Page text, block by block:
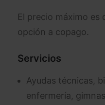
El precio máximo es
opción a copago.
Servicios
Ayudas técnicas,
enfermería,